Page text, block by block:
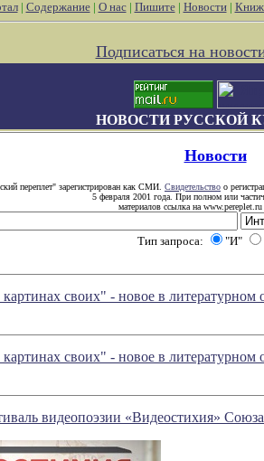
| Содержание| О нас| Пишите| Новости|
Подписаться на
НОВОСТИ РУССКОЙ
Новости
переплет" зарегистрирован как СМИ. Свидетельство о
5 февраля 2001 года. При полном или
материалов ссылка на www.pereplet.ru
Тип запроса: "И"
своих" - новое в
своих" - новое в
видеопоэзии «Видеостихия» Союза